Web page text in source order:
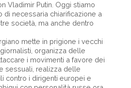
Vladimir Putin. Oggi stiamo
di necessaria chiarificazione a
società, ma anche dentro
mette in prigione i vecchi
organizza delle
i movimenti a favore dei
sessuali, realizza delle
contro i dirigenti europei e